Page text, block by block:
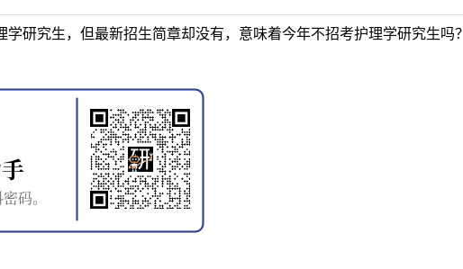
研究生，但最新招生简章却没有，意味着今年不招考护理学研究生吗？